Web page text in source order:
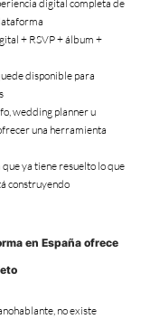
digital completa de
+ RSVP + álbum +
disponible para
wedding planner u
una herramienta
ya tiene resuelto lo que
construyendo
en España ofrece
no existe